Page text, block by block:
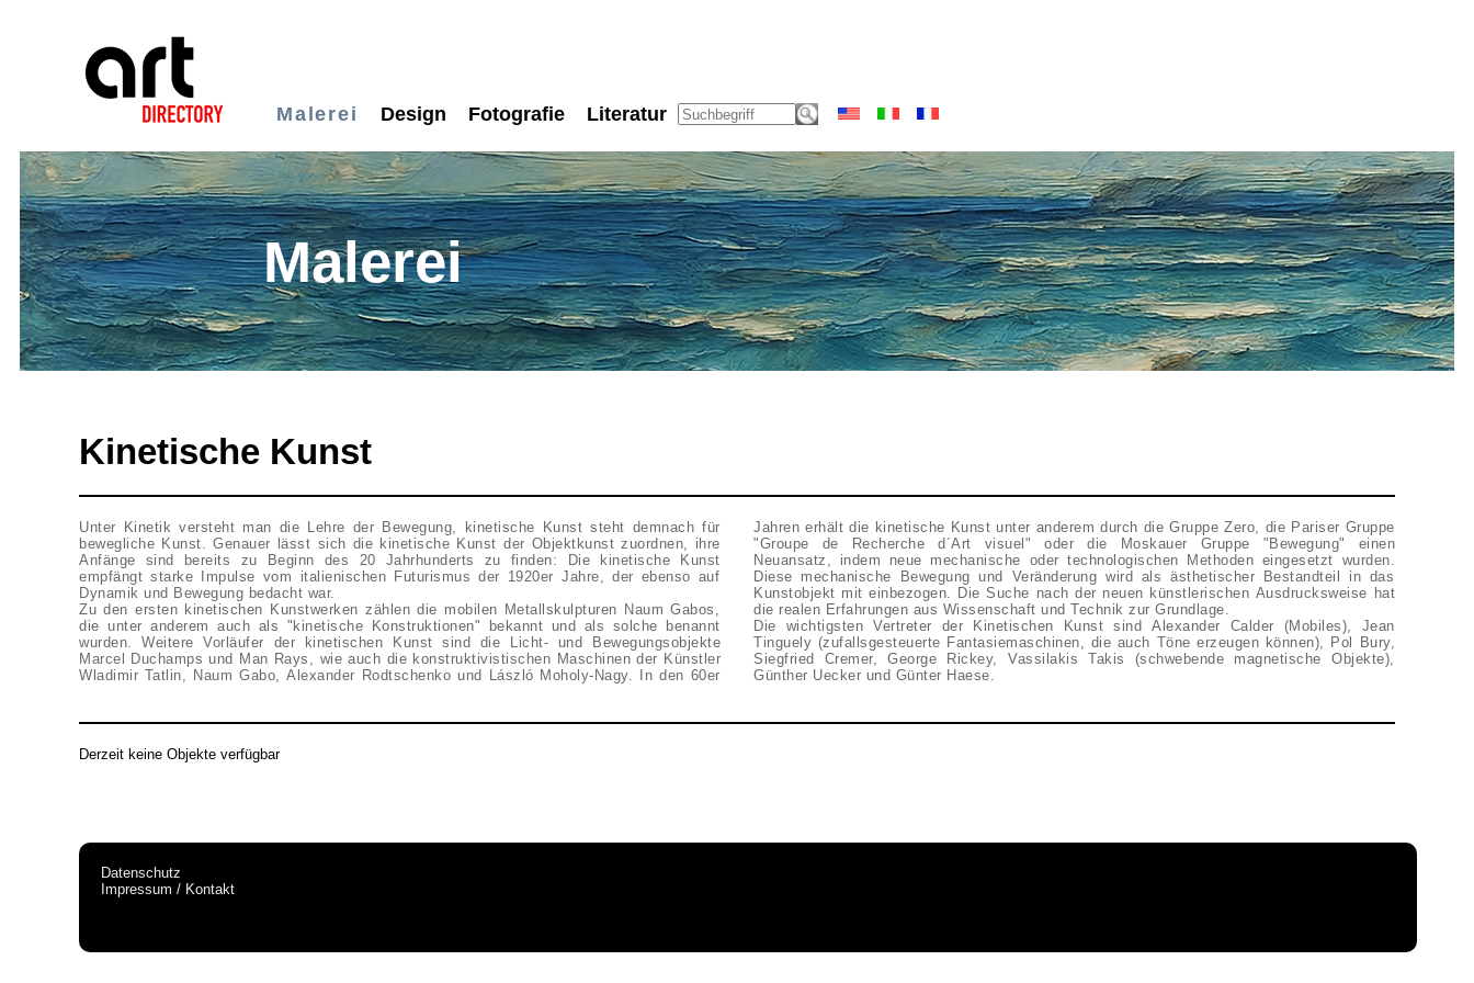
Malerei Design Fotografie Literatur
Malerei
Kinetische Kunst
Unter Kinetik versteht man die Lehre der Bewegung, kinetische Kunst steht demnach für
bewegliche Kunst. Genauer lässt sich die kinetische Kunst der Objektkunst zuordnen, ihre
Anfänge sind bereits zu Beginn des 20 Jahrhunderts zu finden: Die kinetische Kunst
empfängt starke Impulse vom italienischen Futurismus der 1920er Jahre, der ebenso auf
Dynamik und Bewegung bedacht war.
Zu den ersten kinetischen Kunstwerken zählen die mobilen Metallskulpturen Naum Gabos,
die unter anderem auch als "kinetische Konstruktionen" bekannt und als solche benannt
wurden. Weitere Vorläufer der kinetischen Kunst sind die Licht- und Bewegungsobjekte
Marcel Duchamps und Man Rays, wie auch die konstruktivistischen Maschinen der Künstler
Wladimir Tatlin, Naum Gabo, Alexander Rodtschenko und László Moholy-Nagy. In den 60er
Jahren erhält die kinetische Kunst unter anderem durch die Gruppe Zero, die Pariser Gruppe
"Groupe de Recherche d´Art visuel" oder die Moskauer Gruppe "Bewegung" einen
Neuansatz, indem neue mechanische oder technologischen Methoden eingesetzt wurden.
Diese mechanische Bewegung und Veränderung wird als ästhetischer Bestandteil in das
Kunstobjekt mit einbezogen. Die Suche nach der neuen künstlerischen Ausdrucksweise hat
die realen Erfahrungen aus Wissenschaft und Technik zur Grundlage.
Die wichtigsten Vertreter der Kinetischen Kunst sind Alexander Calder (Mobiles), Jean
Tinguely (zufallsgesteuerte Fantasiemaschinen, die auch Töne erzeugen können), Pol Bury,
Siegfried Cremer, George Rickey, Vassilakis Takis (schwebende magnetische Objekte),
Günther Uecker und Günter Haese.
Derzeit keine Objekte verfügbar
Datenschutz
Impressum / Kontakt